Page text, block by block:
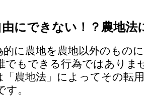
にできない！？農地法
的に農地を農地以外のもの
でもできる行為ではありま
「農地法」によってその転
。